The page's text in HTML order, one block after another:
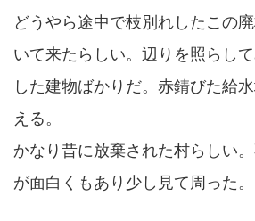
どうやら途中で枝別れしたこの
いて来たらしい。辺りを照らし
した建物ばかりだ。赤錆びた給
える。
かなり昔に放棄された村らしい
が面白くもあり少し見て周った。